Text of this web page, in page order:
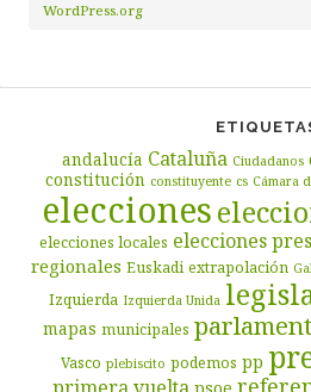
WordPress.org
andalucía Cataluña Ciudadanos
constitución constituyente cs Cámara
elecciones
elecciones locales elecciones
regionales Euskadi extrapolación
Izquierda Izquierda Unida
mapas municipales
Vasco plebiscito podemos pp